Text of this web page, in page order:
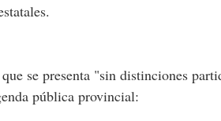
se presenta "sin distinciones
pública provincial: